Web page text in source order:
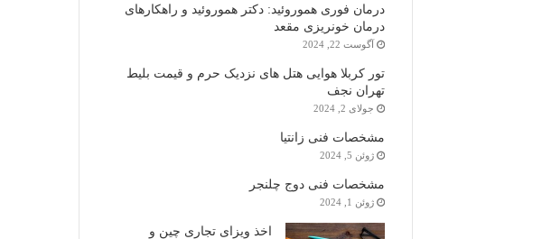
درمان فوری هموروئید: دکتر هموروئید و راهکارهای
درمان خونریزی مقعد
آگوست 22, 2024
تور کربلا هوایی هتل های نزدیک حرم و قیمت بلیط
تهران نجف
جولای 2, 2024
مشخصات فنی زانتیا
ژوئن 5, 2024
مشخصات فنی دوج چلنجر
ژوئن 1, 2024
اخذ ویزای تجاری چین و